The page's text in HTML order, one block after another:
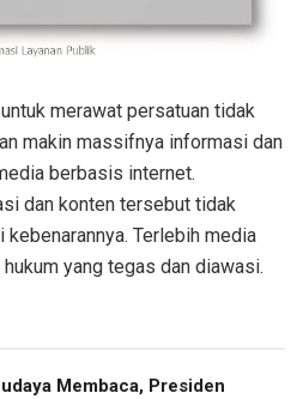
merawat persatuan tidak
makin massifnya informasi dan
berbasis internet.
dan konten tersebut tidak
Terlebih media
yang tegas dan diawasi.
Membaca, Presiden